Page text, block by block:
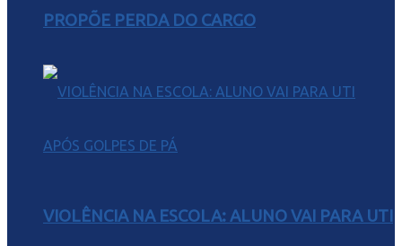
PROPÕE PERDA DO CARGO
VIOLÊNCIA NA ESCOLA: ALUNO VAI PARA UTI